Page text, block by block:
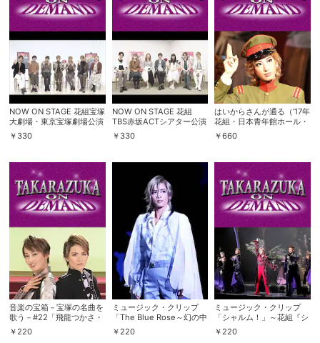
NOW ON STAGE 花組宝塚
大劇場・東京宝塚劇場公演
『CASANOVA』
￥ 330
NOW ON STAGE 花組
TBS赤坂ACTシアター公演
『花より男子』
￥ 330
はいからさんが通る（’17年
花組・日本青年館ホール・
千秋楽）
￥660
音楽の宝箱－宝塚の名曲を
歌う－#22「飛龍つかさ・
一之瀬航季」
￥ 220
ミュージック・クリップ
「The Blue Rose～幻の中
に咲く花～」～花組『A
Fairy Tale -青い薔薇の
￥ 220
ミュージック・クリップ
「シャルム！」～花組『シ
ャルム！』より～
￥ 220